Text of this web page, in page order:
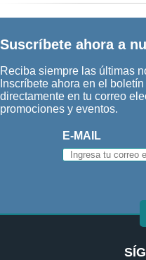
Suscríbete ahora a
Reciba siempre las últimas
Inscríbete ahora en el
directamente en tu correo
promociones y eventos.
E-MAIL